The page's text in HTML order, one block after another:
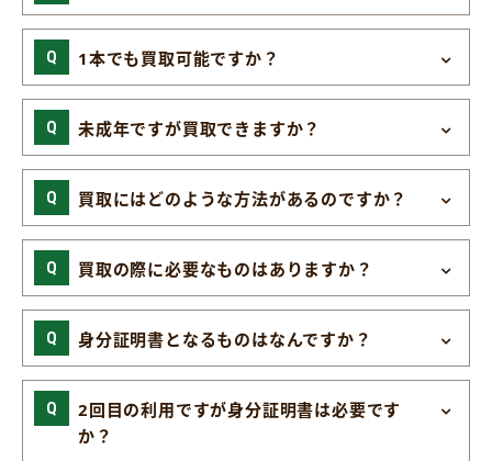
1本でも買取可能ですか？
未成年ですが買取できますか？
買取にはどのような方法があるのですか？
買取の際に必要なものはありますか？
身分証明書となるものはなんですか？
2回目の利用ですが身分証明書は必要です
か？